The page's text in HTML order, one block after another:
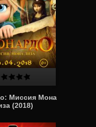
Миссия Мона
(2018)